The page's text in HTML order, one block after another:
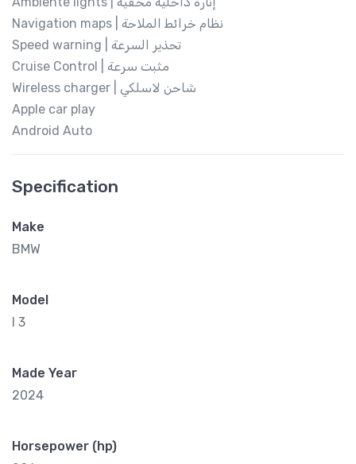
Navigation maps | نظام خرائط الملاحة
Speed warning | تحذير السرعة
Cruise Control | مثبت سرعة
Wireless charger | شاحن لاسلكي
Apple car play
Android Auto
Specification
Make
BMW
Model
I 3
Made Year
2024
Horsepower (hp)